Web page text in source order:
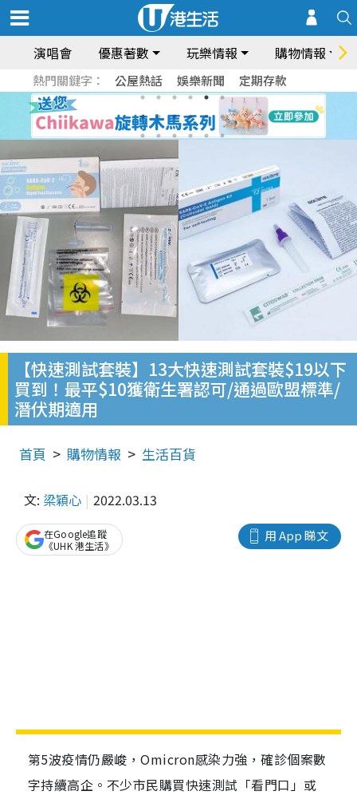
演唱會 優惠著數 玩樂情報 購物情報
熱門關鍵字： 公屋熱話 娛樂新聞 定期存款
【快速測試套裝】13大快速測試套裝$19以下
買到！最平$10獲衛生署認可/通過歐盟標準/
潛伏期適用
首頁 購物情報 生活百貨
文: 梁穎心 2022.03.13
用 App 睇文
在Google追蹤
《UHK 港生活》
第5波疫情仍嚴峻，Omicron感染力強，確診個案數
字持續高企。不少市民購買快速測試「看門口」或